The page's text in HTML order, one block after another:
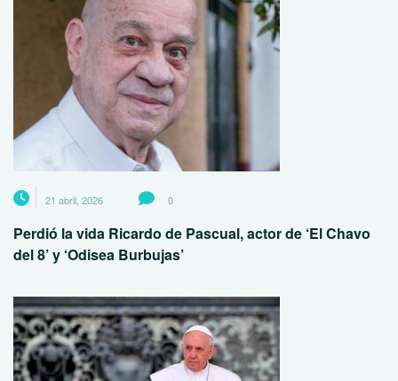
21 abril, 2026 0
Perdió la vida Ricardo de Pascual, actor de ‘El Chavo
del 8’ y ‘Odisea Burbujas’